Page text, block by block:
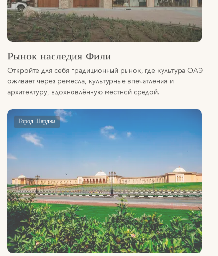
Рынок наследия Фили
оживает через ремёсла, культурные впечатления и
архитектуру, вдохновлённую местной средой.
Центр изучения Арабского залива им. д-ра